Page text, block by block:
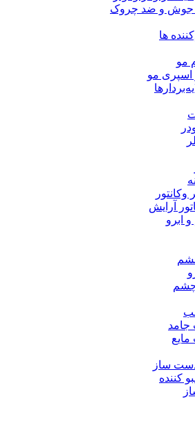
جوش و ضد چروک
ها
مو
مو
وکانتور
آرایش
ابرو
چشم
جامد
دست ساز
کننده